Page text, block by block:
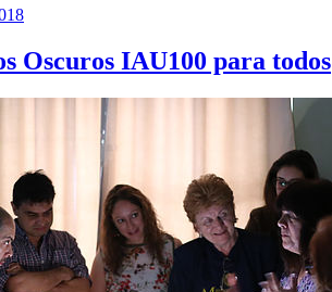
Oscuros IAU100 para todos